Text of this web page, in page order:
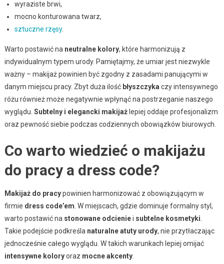
wyraziste brwi,
mocno konturowana twarz,
sztuczne rzęsy.
Warto postawić na neutralne kolory, które harmonizują z
indywidualnym typem urody. Pamiętajmy, że umiar jest niezwykle
ważny – makijaż powinien być zgodny z zasadami panującymi w
danym miejscu pracy. Zbyt duża ilość błyszczyka czy intensywnego
różu również może negatywnie wpłynąć na postrzeganie naszego
wyglądu. Subtelny i elegancki makijażlepiej oddaje profesjonalizm
oraz pewność siebie podczas codziennych obowiązków biurowych.
Co warto wiedzieć o makijażu
do pracy a dress code?
Makijaż do pracypowinien harmonizować z obowiązującym w
firmie dress code’em . W miejscach, gdzie dominuje formalny styl,
warto postawić na stonowane odcieniei subtelne kosmetyki
Takie podejście podkreśla naturalne atuty urody, nie przytłaczając
jednocześnie całego wyglądu. W takich warunkach lepiej omijać
intensywne koloryoraz mocne akcenty.